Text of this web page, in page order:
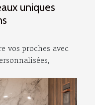
uniques
vos proches avec